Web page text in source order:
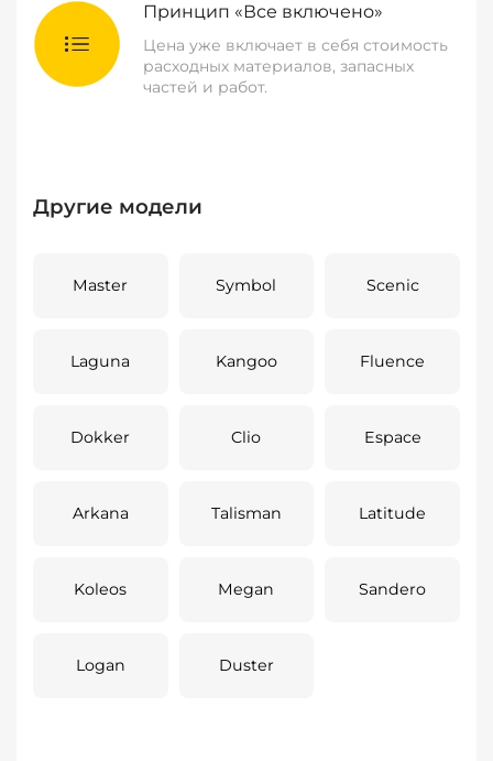
Принцип «Все включено»
Цена уже включает в себя стоимость
расходных материалов, запасных
частей и работ.
Другие модели
Master Symbol Scenic
Laguna Kangoo Fluence
Dokker Clio Espace
Arkana Talisman Latitude
Koleos Megan Sandero
Logan Duster